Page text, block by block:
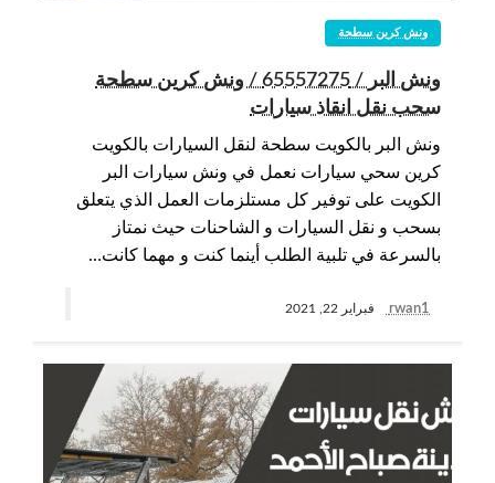
ونش كرين سطحة
ونش البر / 65557275 / ونش كرين سطحة
سحب نقل انقاذ سيارات
ونش البر بالكويت سطحة لنقل السيارات بالكويت
كرين سحي سيارات نعمل في ونش سيارات البر
الكويت على توفير كل مستلزمات العمل الذي يتعلق
بسحب و نقل السيارات و الشاحنات حيث نمتاز
بالسرعة في تلبية الطلب أينما كنت و مهما كانت…
rwan1 فبراير 22, 2021